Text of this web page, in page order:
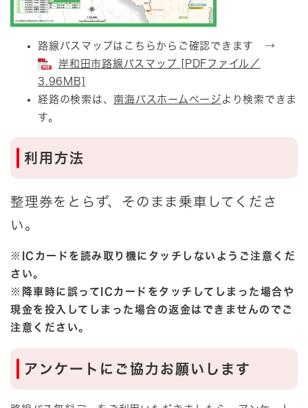
路線バスマップはこちらからご確認できます →
岸和田市路線バスマップ [PDFファイル／
3.96MB]
経路の検索は、南海バスホームページ より検索できま
す。
利用方法
整理券をとらず、そのまま乗車してくださ
い。
※ICカードを読み取り機にタッチしないようご注意くだ
さい。
※降車時に誤ってICカードをタッチしてしまった場合や
現金を投入してしまった場合の返金はできませんのでご
注意ください。
アンケートにご協力お願いします